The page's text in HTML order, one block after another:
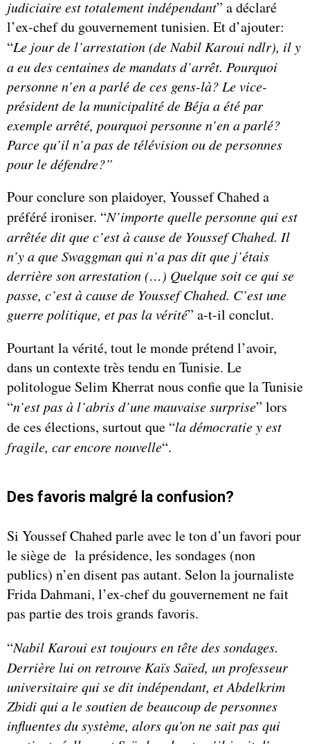
judiciaire est totalement indépendant” a déclaré
l’ex-chef du gouvernement tunisien. Et d’ajouter:
“Le jour de l’arrestation (de Nabil Karoui ndlr), il y
a eu des centaines de mandats d’arrêt. Pourquoi
personne n’en a parlé de ces gens-là? Le vice-
président de la municipalité de Béja a été par
exemple arrêté, pourquoi personne n’en a parlé?
Parce qu’il n’a pas de télévision ou de personnes
pour le défendre?”
Pour conclure son plaidoyer, Youssef Chahed a
préféré ironiser. “N’importe quelle personne qui est
arrêtée dit que c’est à cause de Youssef Chahed. Il
n’y a que Swaggman qui n’a pas dit que j’étais
derrière son arrestation (…) Quelque soit ce qui se
passe, c’est à cause de Youssef Chahed. C’est une
guerre politique, et pas la vérité” a-t-il conclut.
Pourtant la vérité, tout le monde prétend l’avoir,
dans un contexte très tendu en Tunisie. Le
politologue Selim Kherrat nous confie que la Tunisie
“n’est pas à l’abris d’une mauvaise surprise” lors
de ces élections, surtout que “la démocratie y est
fragile, car encore nouvelle“.
Des favoris malgré la confusion?
Si Youssef Chahed parle avec le ton d’un favori pour
le siège de la présidence, les sondages (non
publics) n’en disent pas autant. Selon la journaliste
Frida Dahmani, l’ex-chef du gouvernement ne fait
pas partie des trois grands favoris.
“Nabil Karoui est toujours en tête des sondages.
Derrière lui on retrouve Kaïs Saïed, un professeur
universitaire qui se dit indépendant, et Abdelkrim
Zbidi qui a le soutien de beaucoup de personnes
influentes du système, alors qu’on ne sait pas qui